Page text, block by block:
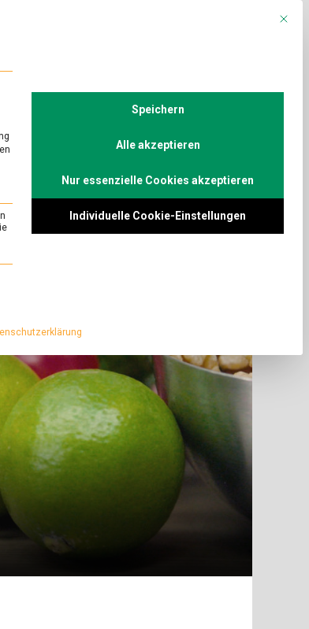
Mit
kann nicht abgewählt werden.
Speichern
Alle akzeptieren
Nur essenzielle Cookies akzeptieren
Individuelle Cookie-Einstellungen